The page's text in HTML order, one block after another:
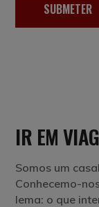
SUBMETER
IR EM
Somos um
Conhecemo-
lema: o que